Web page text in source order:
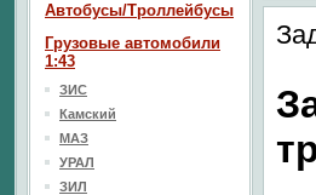
Автобусы/Троллейбусы
Грузовые автомобили
1:43
ЗИС
Камский
МАЗ
УРАЛ
ЗИЛ